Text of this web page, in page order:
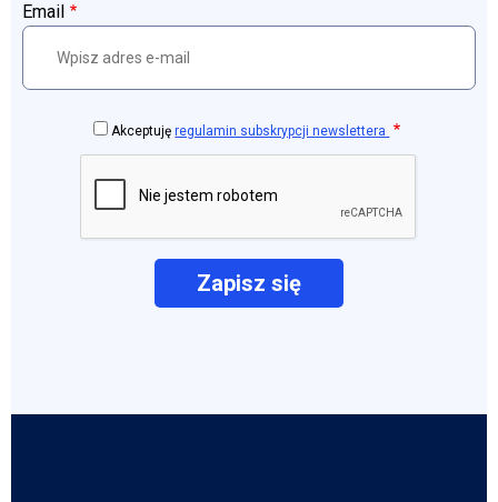
Email
Akceptujęregulamin subskrypcji newslettera